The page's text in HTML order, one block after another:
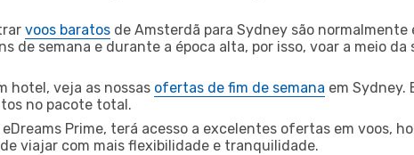
voos baratos de Amsterdã para Sydney são
semana e durante a época alta, por isso, voar a meio da
hotel, veja as nossas ofertas de fim de semana em Sydney.
no pacote total.
eDreams Prime, terá acesso a excelentes ofertas em voos,
viajar com mais flexibilidade e tranquilidade.